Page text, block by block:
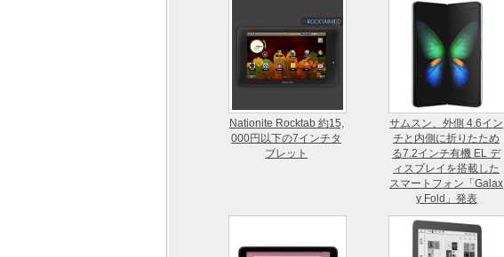
Nationite Rocktab 約15,
000円以下の7インチタ
ブレット
サムスン、外側 4.6イン
チと内側に折りたため
る7.2インチ有機 EL デ
ィスプレイを搭載した
スマートフォン「Galax
y Fold」発表